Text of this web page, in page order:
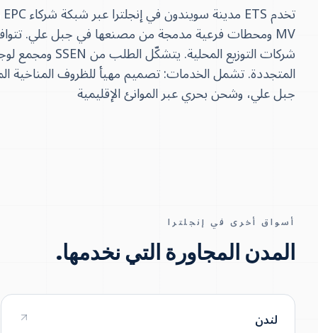
جبل علي، وشحن بحري عبر الموانئ الإقليمية
أسواق أخرى في إنجلترا
المدن المجاورة التي نخدمها.
لندن